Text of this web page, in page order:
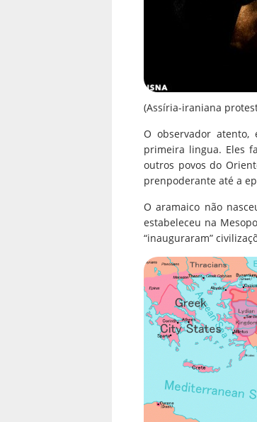
(Assíria-iraniana
O observador atento,
primeira lingua. Eles
outros povos do
prenpoderante até a
O aramaico não
estabeleceu na
“inauguraram”